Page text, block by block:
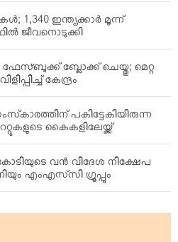
1,340 ഇന്ത്യക്കാര്‍ മൂന്ന്
ജീവനൊടുക്കി
ബ്ലോക്ക് ചെയ്തു; മെറ്റ
കേന്ദ്രം
പകിട്ടേകിയിരുന്ന
കൈകളിലേയ്ക്ക്
വന്‍ വിദേശ നിക്ഷേപ
എംഎസ്‌സി ഗ്രൂപ്പും